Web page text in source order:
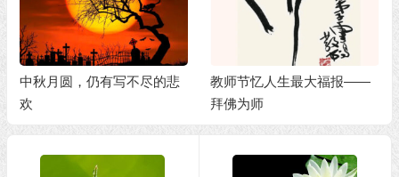
中秋月圆，仍有写不尽的悲
欢
教师节忆人生最大福报——
拜佛为师